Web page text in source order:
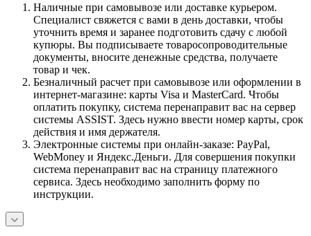
Наличные при самовывозе или доставке курьером.
Специалист свяжется с вами в день доставки, чтобы
уточнить время и заранее подготовить сдачу с любой
купюры. Вы подписываете товаросопроводительные
документы, вносите денежные средства, получаете
товар и чек.
Безналичный расчет при самовывозе или оформлении в
интернет-магазине: карты Visa и MasterCard. Чтобы
оплатить покупку, система перенаправит вас на сервер
системы ASSIST. Здесь нужно ввести номер карты, срок
действия и имя держателя.
Электронные системы при онлайн-заказе: PayPal,
WebMoney и Яндекс.Деньги. Для совершения покупки
система перенаправит вас на страницу платежного
сервиса. Здесь необходимо заполнить форму по
инструкции.